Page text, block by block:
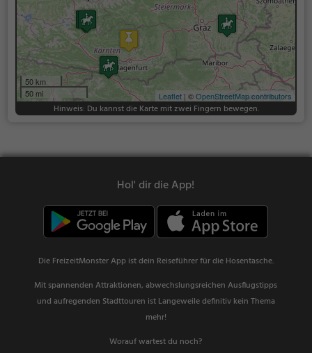
50 km
50 mi
Leaflet | ©OpenStreetMap contributors
Hinweis: Du kannst die Karte mit zwei Fingern bewegen.
Hol' dir die App!
Die FreizeitMonster App ist dein Reiseführer für die Hosentasche.
Mit spannenden Attraktionen, abwechslungsreichen Ausflugstipps
und aufregenden Stadttouren ist Langeweile definitiv kein Thema
mehr!
Worauf wartest du noch?